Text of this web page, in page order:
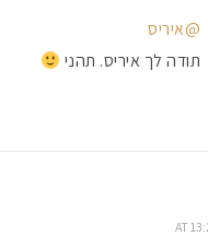
@איריס
תודה לך איריס. תהני